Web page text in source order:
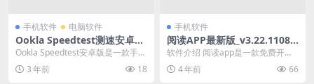
手机软件 电脑软件
Ookla Speedtest测速安卓版
v5.0.7 去广告版
Ookla Speedtest安卓版是一款手机
测速软件,它是全球排名第一的网络
速...3 年前 18
手机软件
阅读APP最新版_v3.22.11082
3_去书源限制版
软件介绍 阅读app是一款免费开源
阅读软件的小说软件网络文学搜索
工具,可以订阅自...
4 年前 66